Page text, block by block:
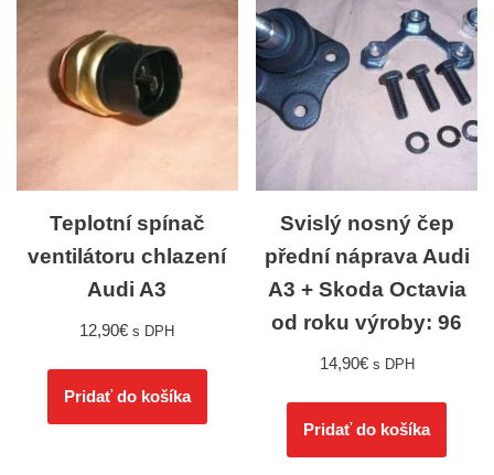
Teplotní spínač
ventilátoru chlazení
Audi A3
12,90€ s DPH
Pridať do košíka
Svislý nosný čep
přední náprava Audi
A3 + Skoda Octavia
od roku výroby: 96
14,90€ s DPH
Pridať do košíka